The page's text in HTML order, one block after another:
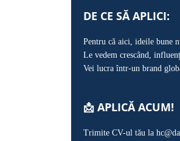
DE CE SĂ APLICI:
Pentru că aici, ideile bune
Le vedem crescând,
Vei lucra într-un brand
📩 APLICĂ ACUM!
Trimite CV-ul tău la